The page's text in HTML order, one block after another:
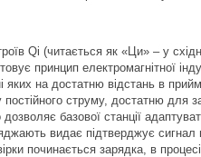
Qi (читається як «Ци» – у
принцип електромагнітної
на достатню відстань в
струму, достатню
базової станції
видає підтверджує сигнал
починається зарядка, в